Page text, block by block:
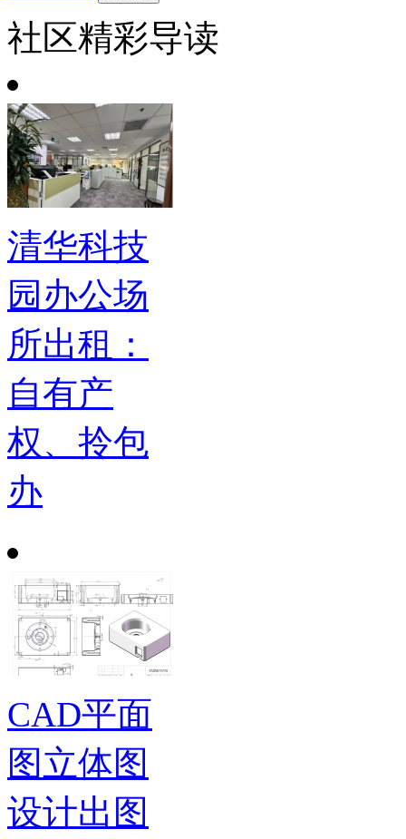
社区精彩导读
清华科技
园办公场
所出租：
自有产
权、拎包
办
CAD平面
图立体图
设计出图